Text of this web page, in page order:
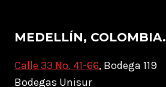
MEDELLÍN, COLOMBIA.
Calle 33 No. 41-66, Bodega 119
Bodegas Unisur